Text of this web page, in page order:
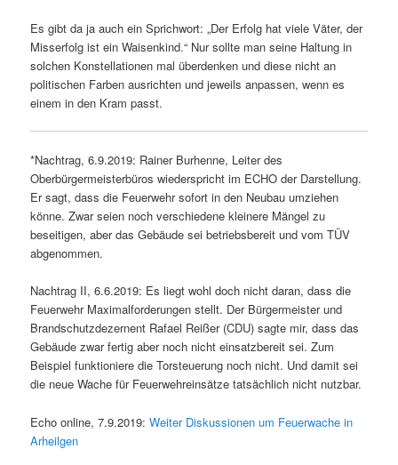
Es gibt da ja auch ein Sprichwort: „Der Erfolg hat viele Väter, der
Misserfolg ist ein Waisenkind.“ Nur sollte man seine Haltung in
solchen Konstellationen mal überdenken und diese nicht an
politischen Farben ausrichten und jeweils anpassen, wenn es
einem in den Kram passt.
*Nachtrag, 6.9.2019: Rainer Burhenne, Leiter des
Oberbürgermeisterbüros wiederspricht im ECHO der Darstellung.
Er sagt, dass die Feuerwehr sofort in den Neubau umziehen
könne. Zwar seien noch verschiedene kleinere Mängel zu
beseitigen, aber das Gebäude sei betriebsbereit und vom TÜV
abgenommen.
Nachtrag II, 6.6.2019: Es liegt wohl doch nicht daran, dass die
Feuerwehr Maximalforderungen stellt. Der Bürgermeister und
Brandschutzdezernent Rafael Reißer (CDU) sagte mir, dass das
Gebäude zwar fertig aber noch nicht einsatzbereit sei. Zum
Beispiel funktioniere die Torsteuerung noch nicht. Und damit sei
die neue Wache für Feuerwehreinsätze tatsächlich nicht nutzbar.
Echo online, 7.9.2019:Weiter Diskussionen um Feuerwache in
Arheilgen